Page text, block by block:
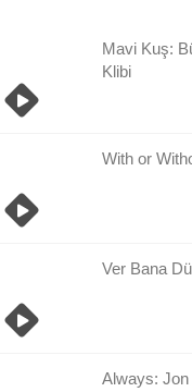
Mavi Kuş:
Klibi
With or
Ver Bana
Always: Jon